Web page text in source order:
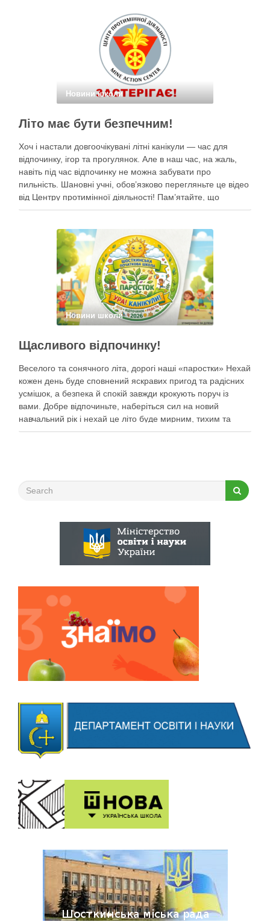
Новини школи
Літо має бути безпечним!
Хоч і настали довгоочікувані літні канікули — час для
відпочинку, ігор та прогулянок. Але в наш час, на жаль,
навіть під час відпочинку не можна забувати про
пильність. Шановні учні, обов’язково перегляньте це відео
від Центру протимінної діяльності! Пам’ятайте, що
небезпека може ховатися будь-де, тому під час
Новини школи
Щасливого відпочинку!
Веселого та сонячного літа, дорогі наші «паростки» Нехай
кожен день буде сповнений яскравих пригод та радісних
усмішок, а безпека й спокій завжди крокують поруч із
вами. Добре відпочиньте, наберіться сил на новий
навчальний рік і нехай це літо буде мирним, тихим та
найщасливішим!